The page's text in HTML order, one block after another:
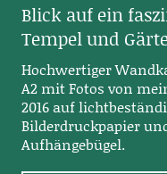
Blick auf ein
Tempel und
Hochwertiger
A2 mit Fotos von
2016 auf
Bilderdruckpapier
Aufhängebügel.